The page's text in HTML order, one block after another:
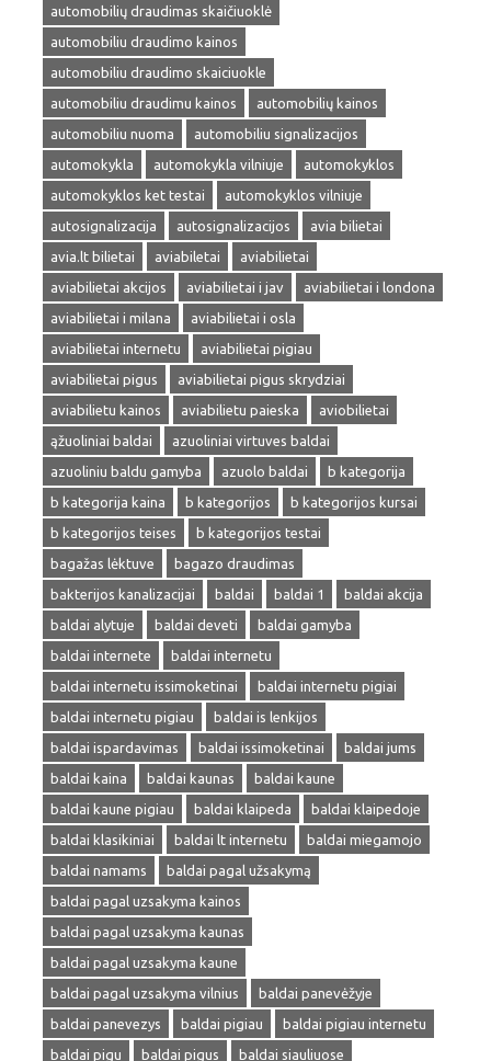
automobilių draudimas skaičiuoklė
automobiliu draudimo kainos
automobiliu draudimo skaiciuokle
automobiliu draudimu kainos
automobilių kainos
automobiliu nuoma
automobiliu signalizacijos
automokykla
automokykla vilniuje
automokyklos
automokyklos ket testai
automokyklos vilniuje
autosignalizacija
autosignalizacijos
avia bilietai
avia.lt bilietai
aviabiletai
aviabilietai
aviabilietai akcijos
aviabilietai i jav
aviabilietai i londona
aviabilietai i milana
aviabilietai i osla
aviabilietai internetu
aviabilietai pigiau
aviabilietai pigus
aviabilietai pigus skrydziai
aviabilietu kainos
aviabilietu paieska
aviobilietai
ąžuoliniai baldai
azuoliniai virtuves baldai
azuoliniu baldu gamyba
azuolo baldai
b kategorija
b kategorija kaina
b kategorijos
b kategorijos kursai
b kategorijos teises
b kategorijos testai
bagažas lėktuve
bagazo draudimas
bakterijos kanalizacijai
baldai baldai 1
baldai akcija
baldai alytuje
baldai deveti
baldai gamyba
baldai internete
baldai internetu
baldai internetu issimoketinai
baldai internetu pigiai
baldai internetu pigiau
baldai is lenkijos
baldai ispardavimas
baldai issimoketinai
baldai jums
baldai kaina
baldai kaunas
baldai kaune
baldai kaune pigiau
baldai klaipeda
baldai klaipedoje
baldai klasikiniai
baldai lt internetu
baldai miegamojo
baldai namams
baldai pagal užsakymą
baldai pagal uzsakyma kainos
baldai pagal uzsakyma kaunas
baldai pagal uzsakyma kaune
baldai pagal uzsakyma vilnius
baldai panevėžyje
baldai panevezys
baldai pigiau
baldai pigiau internetu
baldai pigu
baldai pigus baldai siauliuose